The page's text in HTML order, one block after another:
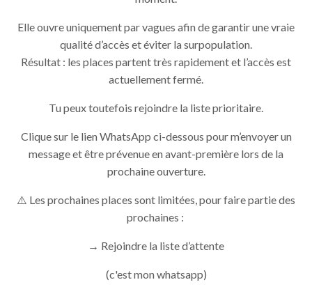
Elle ouvre uniquement par vagues afin de garantir une vraie
qualité d’accès et éviter la surpopulation.
Résultat : les places partent très rapidement et l’accès est
actuellement fermé.
Tu peux toutefois rejoindre la liste prioritaire.
Clique sur le lien WhatsApp ci-dessous pour m’envoyer un
message et être prévenue en avant-première lors de la
prochaine ouverture.
⚠️ Les prochaines places sont limitées, pour faire partie des
prochaines :
→ Rejoindre la liste d’attente
(c'est mon whatsapp)